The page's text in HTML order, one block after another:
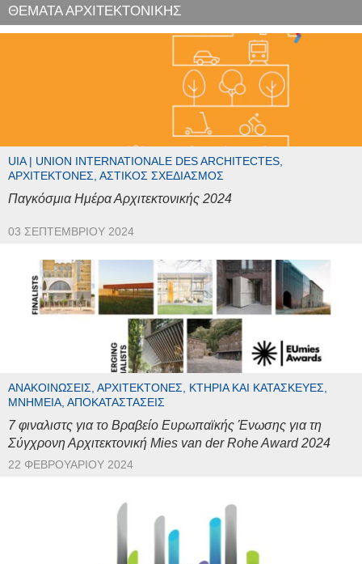
ΘΕΜΑΤΑ ΑΡΧΙΤΕΚΤΟΝΙΚΗΣ
UIA | UNION INTERNATIONALE DES ARCHITECTES,
ΑΡΧΙΤΈΚΤΟΝΕΣ, ΑΣΤΙΚΌΣ ΣΧΕΔΙΑΣΜΌΣ
Παγκόσμια Ημέρα Αρχιτεκτονικής 2024
03 ΣΕΠΤΕΜΒΡΊΟΥ 2024
ΑΝΑΚΟΙΝΏΣΕΙΣ, ΑΡΧΙΤΈΚΤΟΝΕΣ, ΚΤΉΡΙΑ ΚΑΙ ΚΑΤΑΣΚΕΥΈΣ,
ΜΝΗΜΕΊΑ, ΑΠΟΚΑΤΑΣΤΆΣΕΙΣ
7 φιναλιστς για το Βραβείο Ευρωπαϊκής Ένωσης για τη
Σύγχρονη Αρχιτεκτονική Mies van der Rohe Award 2024
22 ΦΕΒΡΟΥΑΡΊΟΥ 2024